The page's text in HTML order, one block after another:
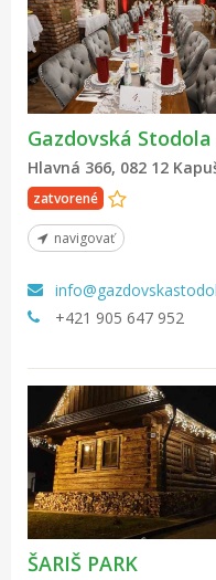
Gazdovská
Hlavná 366, 082 12
zatvorené
navigovať
+421 905 647 952
ŠARIŠ PARK